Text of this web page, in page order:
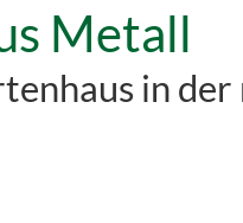
Metall
in